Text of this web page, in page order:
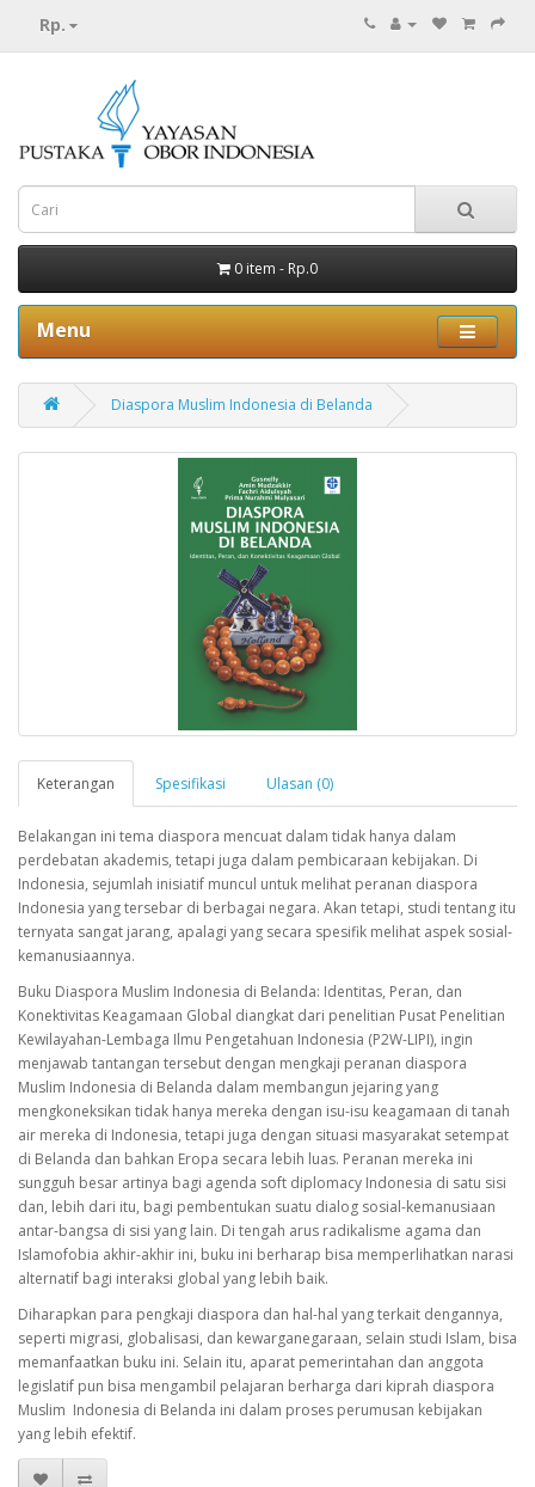
Rp.
0 item - Rp.0
Menu
Diaspora Muslim Indonesia di Belanda
Keterangan Spesifikasi Ulasan (0)
Belakangan ini tema diaspora mencuat dalam tidak hanya dalam
perdebatan akademis, tetapi juga dalam pembicaraan kebijakan. Di
Indonesia, sejumlah inisiatif muncul untuk melihat peranan diaspora
Indonesia yang tersebar di berbagai negara. Akan tetapi, studi tentang itu
ternyata sangat jarang, apalagi yang secara spesifik melihat aspek sosial-
kemanusiaannya.
Buku Diaspora Muslim Indonesia di Belanda: Identitas, Peran, dan
Konektivitas Keagamaan Global diangkat dari penelitian Pusat Penelitian
Kewilayahan-Lembaga Ilmu Pengetahuan Indonesia (P2W-LIPI), ingin
menjawab tantangan tersebut dengan mengkaji peranan diaspora
Muslim Indonesia di Belanda dalam membangun jejaring yang
mengkoneksikan tidak hanya mereka dengan isu-isu keagamaan di tanah
air mereka di Indonesia, tetapi juga dengan situasi masyarakat setempat
di Belanda dan bahkan Eropa secara lebih luas. Peranan mereka ini
sungguh besar artinya bagi agenda soft diplomacy Indonesia di satu sisi
dan, lebih dari itu, bagi pembentukan suatu dialog sosial-kemanusiaan
antar-bangsa di sisi yang lain. Di tengah arus radikalisme agama dan
Islamofobia akhir-akhir ini, buku ini berharap bisa memperlihatkan narasi
alternatif bagi interaksi global yang lebih baik.
Diharapkan para pengkaji diaspora dan hal-hal yang terkait dengannya,
seperti migrasi, globalisasi, dan kewarganegaraan, selain studi Islam, bisa
memanfaatkan buku ini. Selain itu, aparat pemerintahan dan anggota
legislatif pun bisa mengambil pelajaran berharga dari kiprah diaspora
Muslim Indonesia di Belanda ini dalam proses perumusan kebijakan
yang lebih efektif.